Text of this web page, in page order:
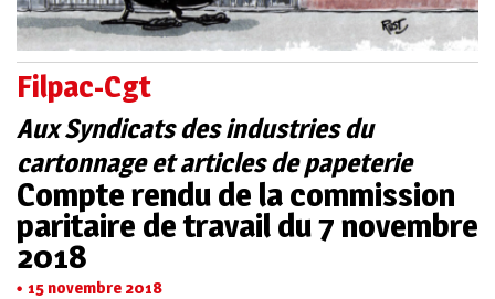
Filpac-Cgt
Aux Syndicats des industries du
cartonnage et articles de papeterie
Compte rendu de la commission
paritaire de travail du 7 novembre
2018
15 novembre 2018